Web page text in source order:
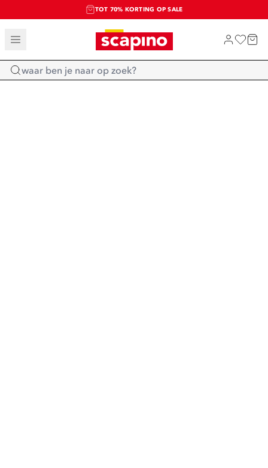
TOT 70% KORTING OP SALE
SALE: LAATSTE KANS!
SHOP NIEUW
Home